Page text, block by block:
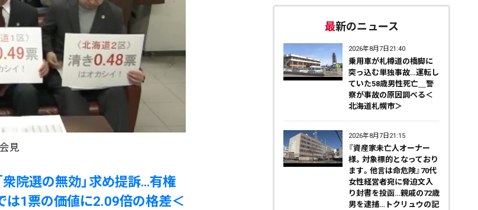
見
院選の無効」求め提訴…有権
は1票の価値に2.09倍の格差＜
最新のニュース
2026年8月7日21:40
乗用車が札樽道の橋脚に
突っ込む単独事故…運転し
ていた58歳男性死亡＿警
察が事故の原因調べる＜
北海道札幌市＞
2026年8月7日21:15
『資産家未亡人オーナー
様。対象標的となっており
ます。他言は命危険』70代
女性経営者宛に脅迫文入
り封書を投函…親戚の72歳
男を逮捕…トクリュウの記